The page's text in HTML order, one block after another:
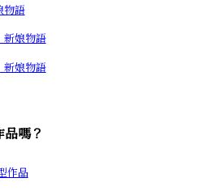
物語
娘物語
娘物語
嗎？
作品